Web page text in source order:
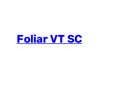
Foliar VT SC